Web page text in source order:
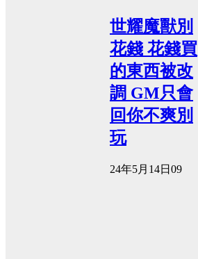
世耀魔獸別
花錢 花錢買
的東西被改
調 GM只會
回你不爽別
玩
24年5月14日 09